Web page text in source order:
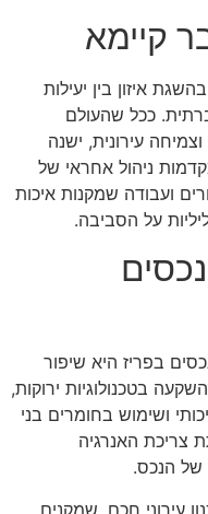
קיימא
איזון בין יעילות
ככל שהעולם
עירונית, ישנה
ניהול אחראי של
ועבודה שמקנות איכות
על הסביבה.
בפריז היא שיפור
בטכנולוגיות ירוקות,
ושימוש בחומרים בני
צריכת האנרגיה
של הנכס.
עירוני חכם, שמקנים